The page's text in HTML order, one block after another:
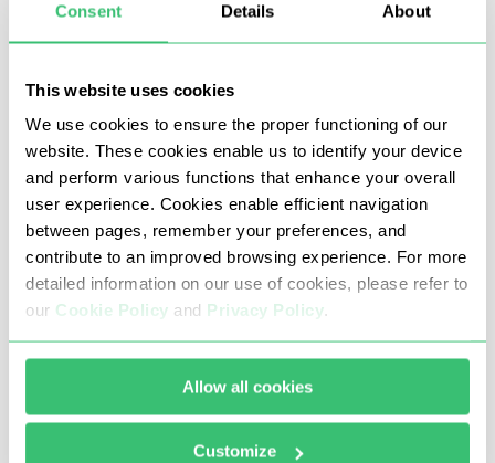
Consent Details About
This website uses cookies
We use cookies to ensure the proper functioning of our
website. These cookies enable us to identify your device
and perform various functions that enhance your overall
user experience. Cookies enable efficient navigation
between pages, remember your preferences, and
contribute to an improved browsing experience. For more
detailed information on our use of cookies, please refer to
our Cookie Policy and Privacy Policy.
Allow all cookies
Customize
El pipeline de scraping alimentaba
directamente el entrenamiento del
modelo de IA, pero devolvía datos
geográficos inexactos que corrompían los
datasets.
Nuestra solución:
Datos geo-precisos para pipelines de